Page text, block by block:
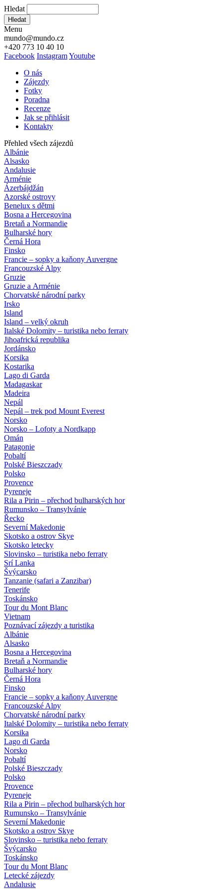
Hledat
Hledat
Menu
mundo@mundo.cz
+420 773 10 40 10
Facebook InstagramYoutube
O nás
Zájezdy
Fotky
Poradna
Recenze
Jak se přihlásit
Kontakty
Přehled všech zájezdů
Albánie
Alsasko
Andalusie
Arménie
Ázerbájdžán
Azorské ostrovy
Benelux s dětmi
Bosna a Hercegovina
Bretaň a Normandie
Bulharské hory
Černá Hora
Finsko
Francie – sopky a kaňony Auvergne
Francouzské Alpy
Gruzie
Gruzie a Arménie
Chorvatské národní parky
Irsko
Island
Island – velký okruh
Italské Dolomity – turistika nebo ferraty
Jihoafrická republika
Jordánsko
Korsika
Kostarika
Lago di Garda
Madagaskar
Madeira
Nepál
Nepál – trek pod Mount Everest
Norsko
Norsko – Lofoty a Nordkapp
Omán
Patagonie
Pobaltí
Polské Bieszczady
Polsko
Provence
Pyreneje
Rila a Pirin – přechod bulharských hor
Rumunsko – Transylvánie
Řecko
Severní Makedonie
Skotsko a ostrov Skye
Skotsko letecky
Slovinsko – turistika nebo ferraty
Srí Lanka
Švýcarsko
Tanzanie (safari a Zanzibar)
Tenerife
Toskánsko
Tour du Mont Blanc
Vietnam
Poznávací zájezdy a turistika
Albánie
Alsasko
Bosna a Hercegovina
Bretaň a Normandie
Bulharské hory
Černá Hora
Finsko
Francie – sopky a kaňony Auvergne
Francouzské Alpy
Chorvatské národní parky
Italské Dolomity – turistika nebo ferraty
Korsika
Lago di Garda
Norsko
Pobaltí
Polské Bieszczady
Polsko
Provence
Pyreneje
Rila a Pirin – přechod bulharských hor
Rumunsko – Transylvánie
Severní Makedonie
Skotsko a ostrov Skye
Slovinsko – turistika nebo ferraty
Švýcarsko
Toskánsko
Tour du Mont Blanc
Letecké zájezdy
Andalusie